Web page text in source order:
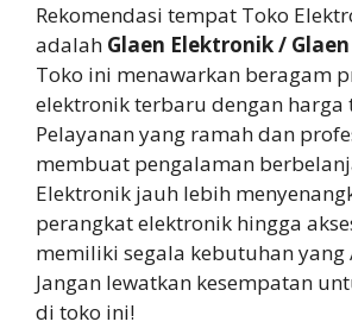
Rekomendasi tempat Toko
adalah Glaen Elektronik /
Toko ini menawarkan beragam
elektronik terbaru dengan harga
Pelayanan yang ramah dan
membuat pengalaman
Elektronik jauh lebih
perangkat elektronik hingga
memiliki segala kebutuhan yang
Jangan lewatkan kesempatan
di toko ini!